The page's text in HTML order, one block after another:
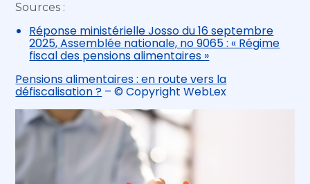
Sources :
Réponse ministérielle Josso du 16 septembre
2025, Assemblée nationale, no 9065 : « Régime
fiscal des pensions alimentaires »
Pensions alimentaires : en route vers la
défiscalisation ? – © Copyright WebLex